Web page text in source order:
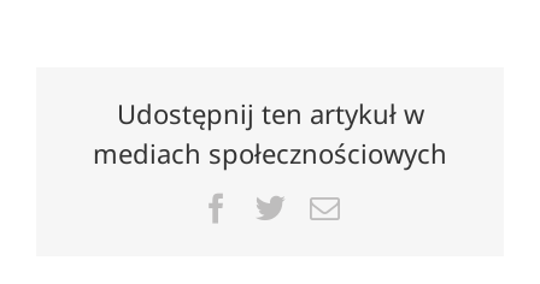
Udostępnij ten artykuł w
mediach społecznościowych
Facebook
TwitterEmail